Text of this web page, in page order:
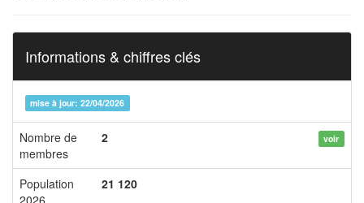
Informations & chiffres clés
mise à jour: 22/04/2026
Nombre de
membres
2 voir
Population
2026
21 120